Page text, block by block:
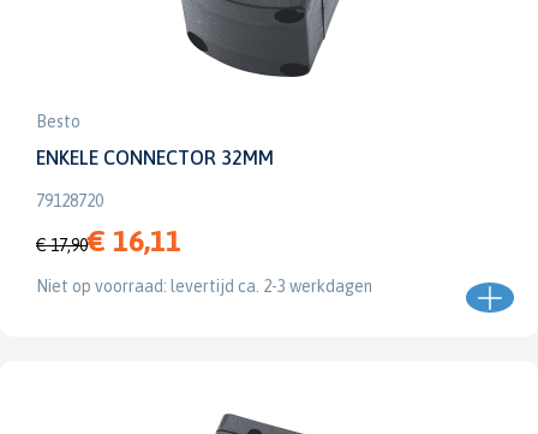
Besto
ENKELE CONNECTOR 32MM
79128720
€ 17,90€ 16,11
Niet op voorraad: levertijd ca. 2-3 werkdagen